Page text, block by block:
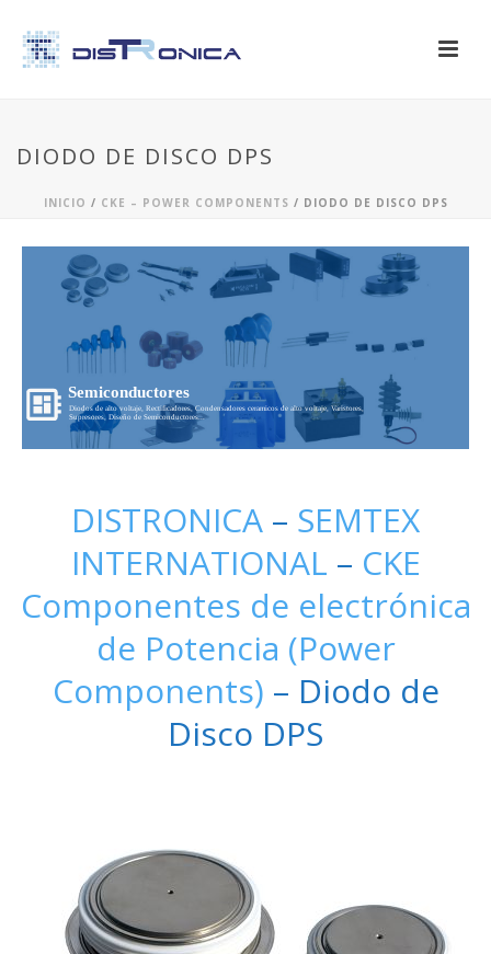
DIODO DE DISCO DPS
INICIO / CKE – POWER COMPONENTS / DIODO DE DISCO DPS
Semiconductores
Diodos de alto voltaje, Rectificadores, Condensadores ceramicos de alto voltaje, Varistores,
Supresores, Diseño de Semiconductores...
DISTRONICA – SEMTEX
INTERNATIONAL – CKE
Componentes de electrónica
de Potencia (Power
Components) – Diodo de
Disco DPS